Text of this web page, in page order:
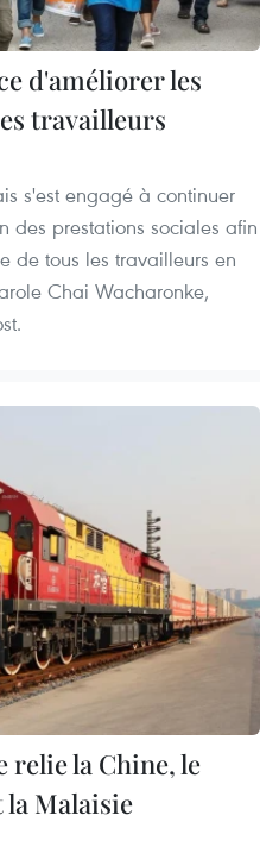
d'améliorer les
travailleurs
s'est engagé à continuer
prestations sociales afin
de tous les travailleurs en
Chai Wacharonke,
la Chine, le
la Malaisie